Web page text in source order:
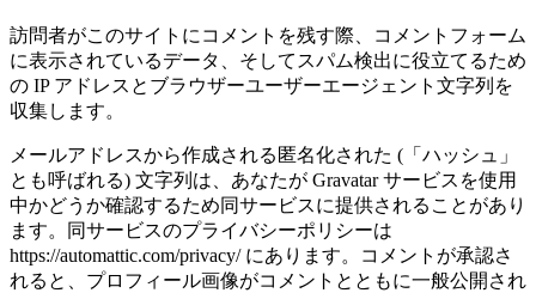
訪問者がこのサイトにコメントを残す際、コメントフォーム
に表示されているデータ、そしてスパム検出に役立てるため
の IP アドレスとブラウザーユーザーエージェント文字列を
収集します。
メールアドレスから作成される匿名化された (「ハッシュ」
とも呼ばれる) 文字列は、あなたが Gravatar サービスを使用
中かどうか確認するため同サービスに提供されることがあり
ます。同サービスのプライバシーポリシーは
https://automattic.com/privacy/ にあります。コメントが承認さ
れると、プロフィール画像がコメントとともに一般公開され